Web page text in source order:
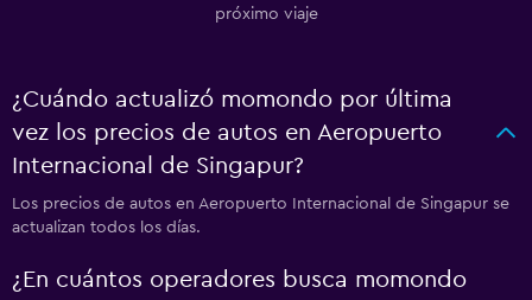
próximo viaje
¿Cuándo actualizó momondo por última
vez los precios de autos en Aeropuerto
Internacional de Singapur?
Los precios de autos en Aeropuerto Internacional de Singapur se
actualizan todos los días.
¿En cuántos operadores busca momondo